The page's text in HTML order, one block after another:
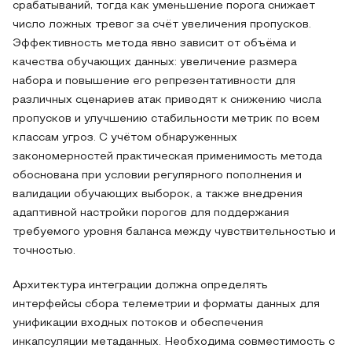
срабатываний, тогда как уменьшение порога снижает
число ложных тревог за счёт увеличения пропусков.
Эффективность метода явно зависит от объёма и
качества обучающих данных: увеличение размера
набора и повышение его репрезентативности для
различных сценариев атак приводят к снижению числа
пропусков и улучшению стабильности метрик по всем
классам угроз. С учётом обнаруженных
закономерностей практическая применимость метода
обоснована при условии регулярного пополнения и
валидации обучающих выборок, а также внедрения
адаптивной настройки порогов для поддержания
требуемого уровня баланса между чувствительностью и
точностью.
Архитектура интеграции должна определять
интерфейсы сбора телеметрии и форматы данных для
унификации входных потоков и обеспечения
инкапсуляции метаданных. Необходима совместимость с